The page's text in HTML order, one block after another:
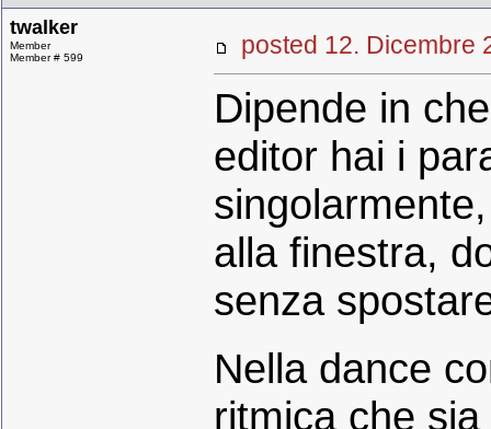
twalker
Member
Member # 599
posted 12.
Dipende in
editor hai i
alla finestra,
senza
Nella dance
ritmica che